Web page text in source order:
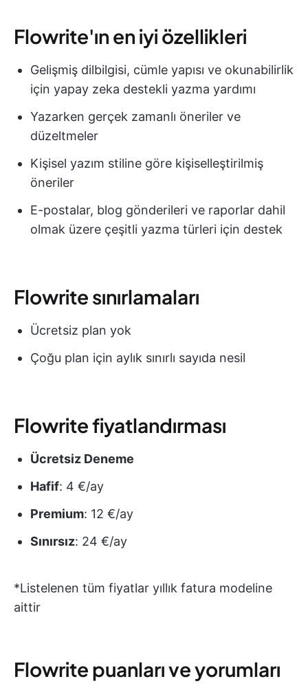
Flowrite'ın en iyi özellikleri
Gelişmiş dilbilgisi, cümle yapısı ve okunabilirlik
için yapay zeka destekli yazma yardımı
Yazarken gerçek zamanlı öneriler ve
düzeltmeler
Kişisel yazım stiline göre kişiselleştirilmiş
öneriler
E-postalar, blog gönderileri ve raporlar dahil
olmak üzere çeşitli yazma türleri için destek
Flowrite sınırlamaları
Ücretsiz plan yok
Çoğu plan için aylık sınırlı sayıda nesil
Flowrite fiyatlandırması
Ücretsiz Deneme
Hafif: 4 €/ay
Premium: 12 €/ay
Sınırsız: 24 €/ay
*Listelenen tüm fiyatlar yıllık fatura modeline
aittir
Flowrite puanları ve yorumları